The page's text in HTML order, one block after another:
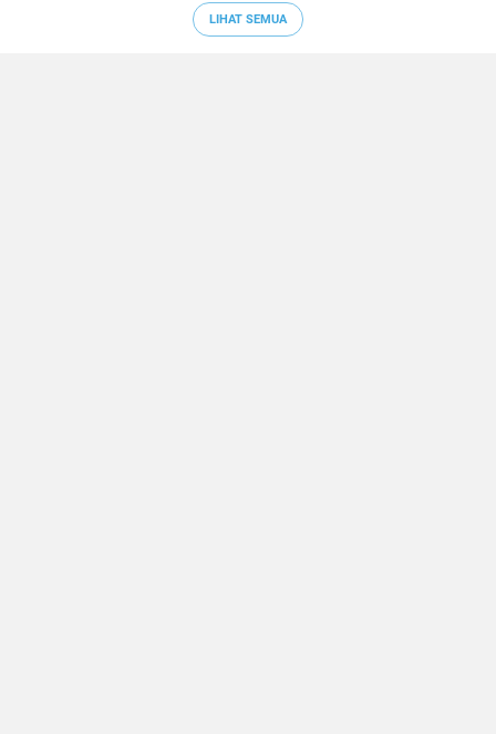
LIHAT SEMUA